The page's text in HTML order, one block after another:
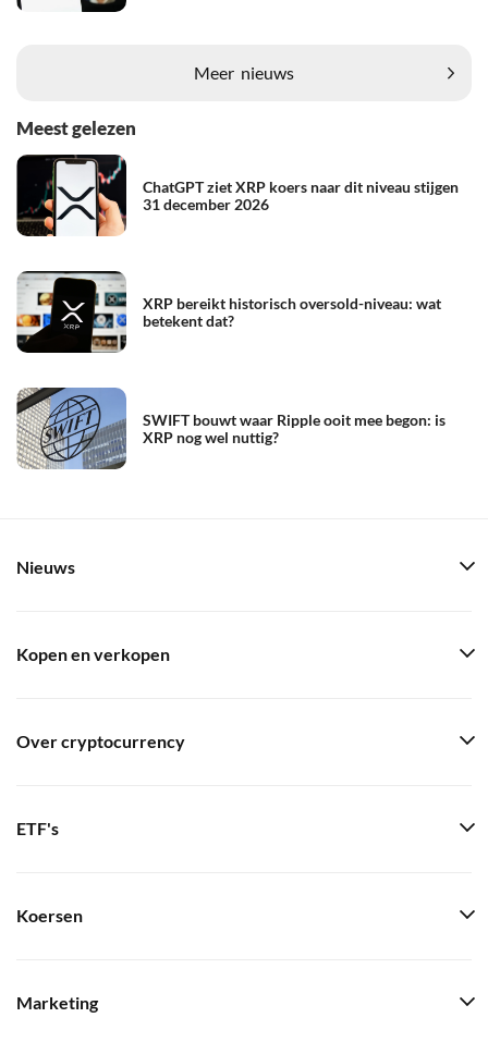
Meer nieuws
Meest gelezen
ChatGPT ziet XRP koers naar dit niveau stijgen
31 december 2026
XRP bereikt historisch oversold-niveau: wat
betekent dat?
SWIFT bouwt waar Ripple ooit mee begon: is
XRP nog wel nuttig?
Nieuws
Kopen en verkopen
Over cryptocurrency
ETF's
Koersen
Marketing